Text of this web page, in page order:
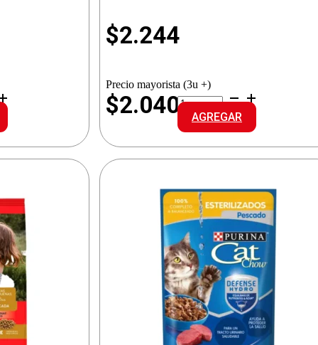
$2.244
Precio mayorista (3u +)
$2.040RAZA
ALI.GATITOS
CARNE/LECHE
cantidad
AGREGAR